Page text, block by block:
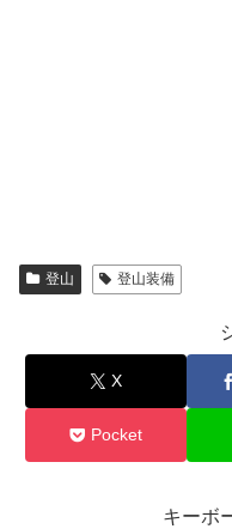
登山 登山装備
X
Pocket
キーボ